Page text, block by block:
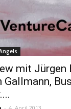
mit Jürgen
Gallmann,